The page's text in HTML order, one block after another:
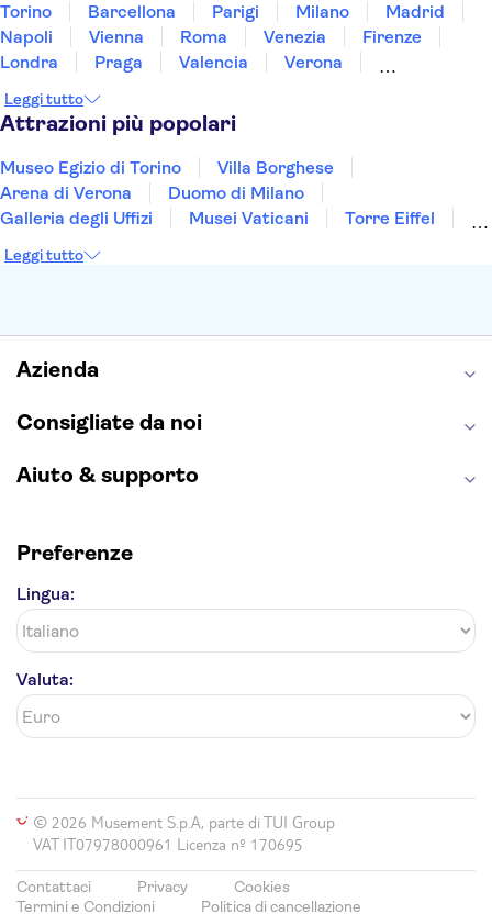
Torino Barcellona Parigi Milano
Madrid
Napoli
Vienna Roma Venezia
Firenze
Londra
Praga Valencia
Verona
Genova
Palermo
Leggi tutto
Attrazioni più popolari
Museo Egizio di Torino
Villa Borghese
Arena di Verona
Duomo di Milano
Galleria degli Uffizi
Musei Vaticani
Torre Eiffel
Reggia di Caserta
Leggi tutto
Azienda
Consigliate da noi
Aiuto & supporto
Preferenze
Lingua:
Valuta:
© 2026 Musement S.p.A, parte di TUI Group
VAT IT07978000961 Licenza nº 170695
Contattaci Privacy
Cookies
Termini e Condizioni
Politica di cancellazione